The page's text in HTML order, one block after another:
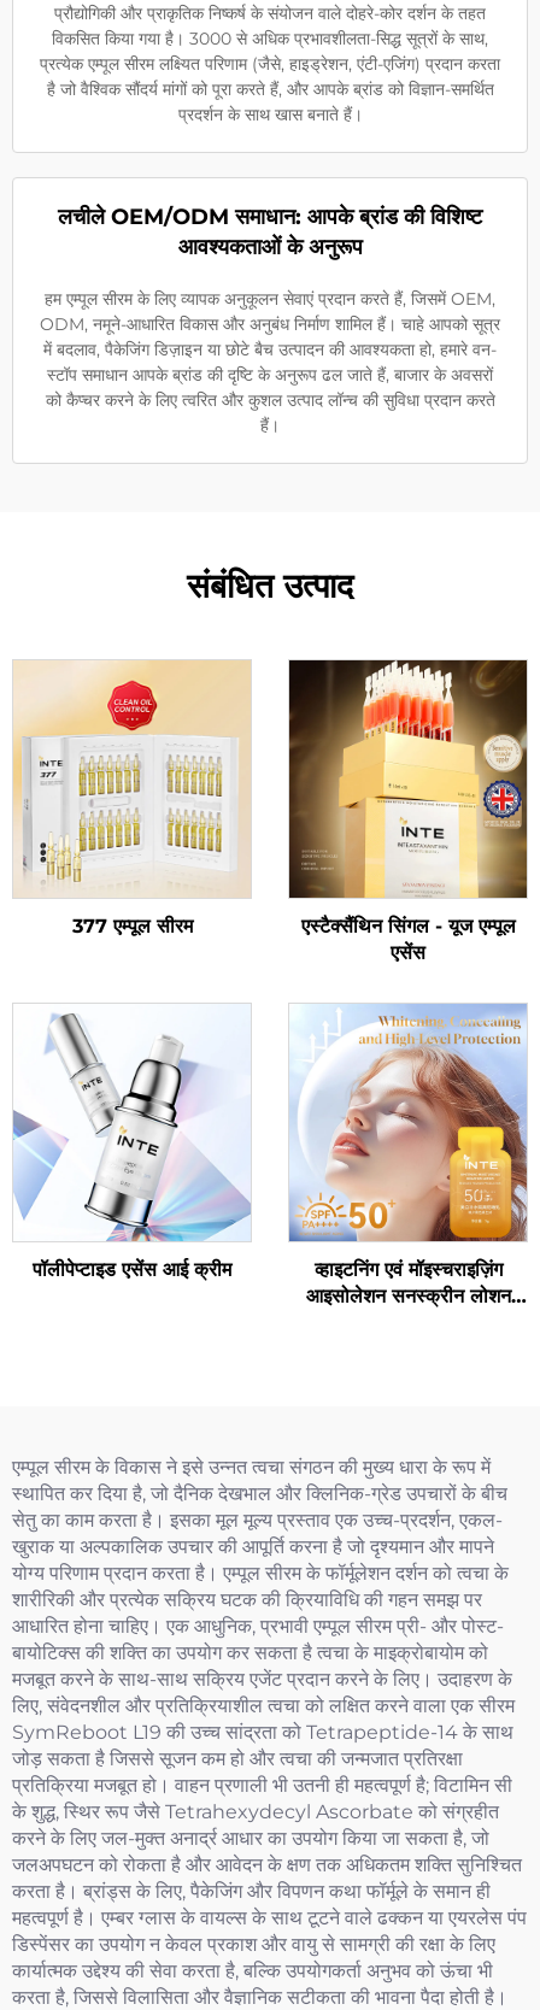
प्रौद्योगिकी और प्राकृतिक निष्कर्ष के संयोजन वाले दोहरे-कोर दर्शन के तहत
विकसित किया गया है। 3000 से अधिक प्रभावशीलता-सिद्ध सूत्रों के साथ,
प्रत्येक एम्पूल सीरम लक्ष्यित परिणाम (जैसे, हाइड्रेशन, एंटी-एजिंग) प्रदान करता
है जो वैश्विक सौंदर्य मांगों को पूरा करते हैं, और आपके ब्रांड को विज्ञान-समर्थित
प्रदर्शन के साथ खास बनाते हैं।
लचीले OEM/ODM समाधान: आपके ब्रांड की विशिष्ट
आवश्यकताओं के अनुरूप
हम एम्पूल सीरम के लिए व्यापक अनुकूलन सेवाएं प्रदान करते हैं, जिसमें OEM,
ODM, नमूने-आधारित विकास और अनुबंध निर्माण शामिल हैं। चाहे आपको सूत्र
में बदलाव, पैकेजिंग डिज़ाइन या छोटे बैच उत्पादन की आवश्यकता हो, हमारे वन-
स्टॉप समाधान आपके ब्रांड की दृष्टि के अनुरूप ढल जाते हैं, बाजार के अवसरों
को कैप्चर करने के लिए त्वरित और कुशल उत्पाद लॉन्च की सुविधा प्रदान करते
हैं।
संबंधित उत्पाद
377 एम्पूल सीरम
एस्टैक्सैंथिन सिंगल - यूज एम्पूल
एसेंस
पॉलीपेप्टाइड एसेंस आई क्रीम
व्हाइटनिंग एवं मॉइस्चराइज़िंग
आइसोलेशन सनस्क्रीन लोशन
एम्पूल सीरम के विकास ने इसे उन्नत त्वचा संगठन की मुख्य धारा के रूप में
स्थापित कर दिया है, जो दैनिक देखभाल और क्लिनिक-ग्रेड उपचारों के बीच
सेतु का काम करता है। इसका मूल मूल्य प्रस्ताव एक उच्च-प्रदर्शन, एकल-
खुराक या अल्पकालिक उपचार की आपूर्ति करना है जो दृश्यमान और मापने
योग्य परिणाम प्रदान करता है। एम्पूल सीरम के फॉर्मूलेशन दर्शन को त्वचा के
शारीरिकी और प्रत्येक सक्रिय घटक की क्रियाविधि की गहन समझ पर
आधारित होना चाहिए। एक आधुनिक, प्रभावी एम्पूल सीरम प्री- और पोस्ट-
बायोटिक्स की शक्ति का उपयोग कर सकता है त्वचा के माइक्रोबायोम को
मजबूत करने के साथ-साथ सक्रिय एजेंट प्रदान करने के लिए। उदाहरण के
लिए, संवेदनशील और प्रतिक्रियाशील त्वचा को लक्षित करने वाला एक सीरम
SymReboot L19 की उच्च सांद्रता को Tetrapeptide-14 के साथ
जोड़ सकता है जिससे सूजन कम हो और त्वचा की जन्मजात प्रतिरक्षा
प्रतिक्रिया मजबूत हो। वाहन प्रणाली भी उतनी ही महत्वपूर्ण है; विटामिन सी
के शुद्ध, स्थिर रूप जैसे Tetrahexydecyl Ascorbate को संग्रहीत
करने के लिए जल-मुक्त अनार्द्र आधार का उपयोग किया जा सकता है, जो
जलअपघटन को रोकता है और आवेदन के क्षण तक अधिकतम शक्ति सुनिश्चित
करता है। ब्रांड्स के लिए, पैकेजिंग और विपणन कथा फॉर्मूले के समान ही
महत्वपूर्ण है। एम्बर ग्लास के वायल्स के साथ टूटने वाले ढक्कन या एयरलेस पंप
डिस्पेंसर का उपयोग न केवल प्रकाश और वायु से सामग्री की रक्षा के लिए
कार्यात्मक उद्देश्य की सेवा करता है, बल्कि उपयोगकर्ता अनुभव को ऊंचा भी
करता है, जिससे विलासिता और वैज्ञानिक सटीकता की भावना पैदा होती है।